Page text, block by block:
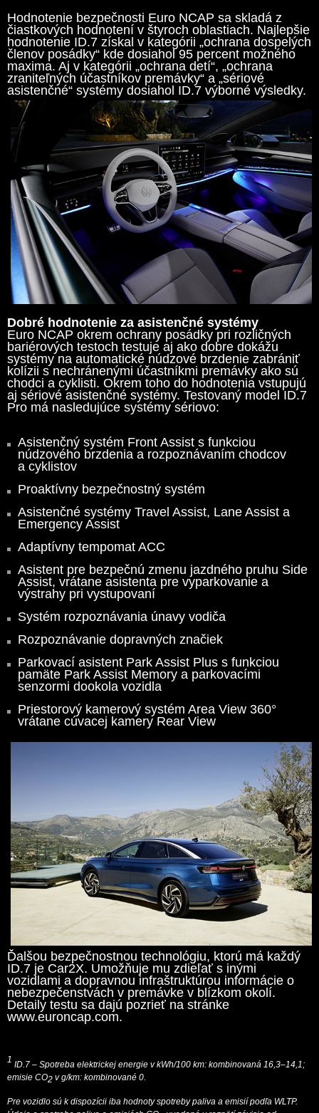
Hodnotenie bezpečnosti Euro NCAP sa skladá z
čiastkových hodnotení v štyroch oblastiach. Najlepšie
hodnotenie ID.7 získal v kategórii „ochrana dospelých
členov posádky“ kde dosiahol 95 percent možného
maxima. Aj v kategórii „ochrana detí“, „ochrana
zraniteľných účastníkov premávky“ a „sériové
asistenčné“ systémy dosiahol ID.7 výborné výsledky.
Dobré hodnotenie za asistenčné systémy
Euro NCAP okrem ochrany posádky pri rozličných
bariérových testoch testuje aj ako dobre dokážu
systémy na automatické núdzové brzdenie zabrániť
kolízii s nechránenými účastníkmi premávky ako sú
chodci a cyklisti. Okrem toho do hodnotenia vstupujú
aj sériové asistenčné systémy. Testovaný model ID.7
Pro má nasledujúce systémy sériovo:
Asistenčný systém Front Assist s funkciou
núdzového brzdenia a rozpoznávaním chodcov
a cyklistov
Proaktívny bezpečnostný systém
Asistenčné systémy Travel Assist, Lane Assist a
Emergency Assist
Adaptívny tempomat ACC
Asistent pre bezpečnú zmenu jazdného pruhu Side
Assist, vrátane asistenta pre vyparkovanie a
výstrahy pri vystupovaní
Systém rozpoznávania únavy vodiča
Rozpoznávanie dopravných značiek
Parkovací asistent Park Assist Plus s funkciou
pamäte Park Assist Memory a parkovacími
senzormi dookola vozidla
Priestorový kamerový systém Area View 360°
vrátane cúvacej kamery Rear View
Ďalšou bezpečnostnou technológiu, ktorú má každý
ID.7 je Car2X. Umožňuje mu zdieľať s inými
vozidlami a dopravnou infraštruktúrou informácie o
nebezpečenstvách v premávke v blízkom okolí.
Detaily testu sa dajú pozrieť na stránke
www.euroncap.com.
1 ID.7 – Spotreba elektrickej energie v kWh/100 km: kombinovaná 16,3–14,1;
emisie CO2 v g/km: kombinované 0.
Pre vozidlo sú k dispozícii iba hodnoty spotreby paliva a emisií podľa WLTP.